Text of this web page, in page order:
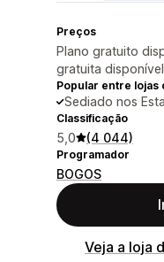
Preços
Plano gratuito
gratuita
Popular entre lojas
Sediado nos
Classificação
5,0 (4 044)
Programador
BOGOS
Veja a loja